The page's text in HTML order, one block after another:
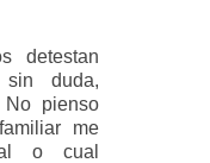
detestan
sin duda,
pienso
me
o cual